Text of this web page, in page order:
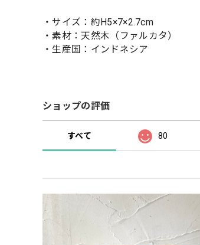
・サイズ：約H5×7×2.7cm
・素材：天然木（ファルカタ）
・生産国：インドネシア
ショップの評価
すべて 80